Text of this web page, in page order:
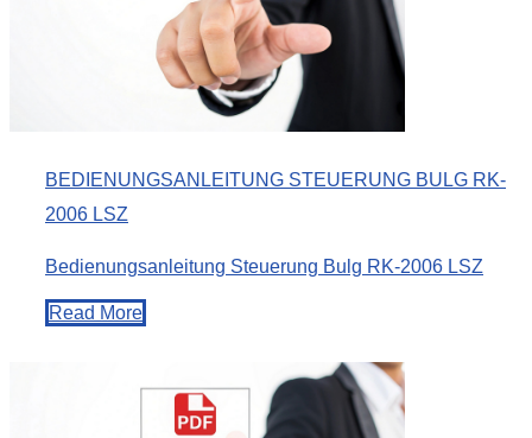
BEDIENUNGSANLEITUNG STEUERUNG BULG RK-
2006 LSZ
Bedienungsanleitung Steuerung Bulg RK-2006 LSZ
Read More